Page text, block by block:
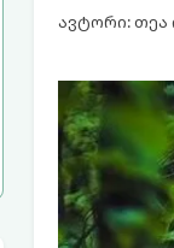
ავტორი: თეა